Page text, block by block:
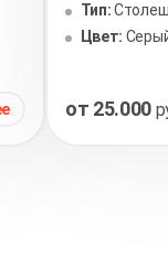
Тип:
Цвет:
от 25.000